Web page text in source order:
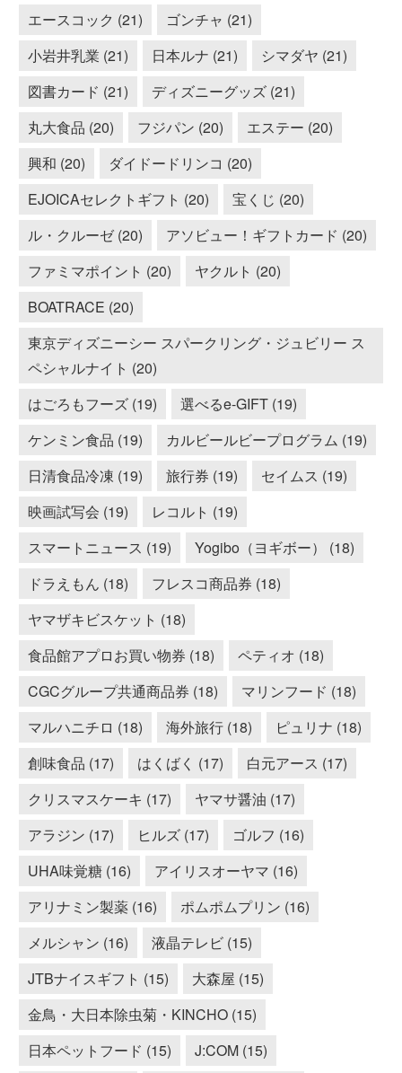
エースコック (21)
ゴンチャ (21)
小岩井乳業 (21)
日本ルナ (21)
シマダヤ (21)
図書カード (21)
ディズニーグッズ (21)
丸大食品 (20)
フジパン (20)
エステー (20)
興和 (20)
ダイドードリンコ (20)
EJOICAセレクトギフト (20)
宝くじ (20)
ル・クルーゼ (20)
アソビュー！ギフトカード (20)
ファミマポイント (20)
ヤクルト (20)
BOATRACE (20)
東京ディズニーシー スパークリング・ジュビリー ス
ペシャルナイト (20)
はごろもフーズ (19)
選べるe-GIFT (19)
ケンミン食品 (19)
カルビールビープログラム (19)
日清食品冷凍 (19)
旅行券 (19)
セイムス (19)
映画試写会 (19)
レコルト (19)
スマートニュース (19)
Yogibo（ヨギボー） (18)
ドラえもん (18)
フレスコ商品券 (18)
ヤマザキビスケット (18)
食品館アプロお買い物券 (18)
ペティオ (18)
CGCグループ共通商品券 (18)
マリンフード (18)
マルハニチロ (18)
海外旅行 (18)
ピュリナ (18)
創味食品 (17)
はくばく (17)
白元アース (17)
クリスマスケーキ (17)
ヤマサ醤油 (17)
アラジン (17)
ヒルズ (17)
ゴルフ (16)
UHA味覚糖 (16)
アイリスオーヤマ (16)
アリナミン製薬 (16)
ポムポムプリン (16)
メルシャン (16)
液晶テレビ (15)
JTBナイスギフト (15)
大森屋 (15)
金鳥・大日本除虫菊・KINCHO (15)
日本ペットフード (15)
J:COM (15)